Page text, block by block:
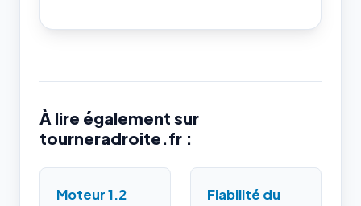
À lire également sur
tourneradroite.fr :
Moteur 1.2
Fiabilité du